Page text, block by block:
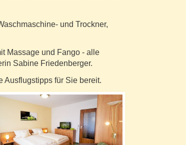
und Trockner,
Massage und Fango - alle
Sabine Friedenberger.
Ausflugstipps für Sie bereit.